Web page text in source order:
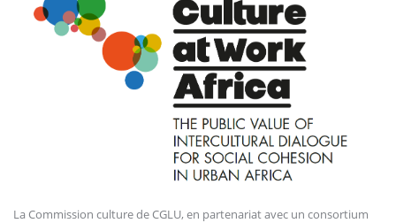
La Commission culture de CGLU, en partenariat avec un consortium